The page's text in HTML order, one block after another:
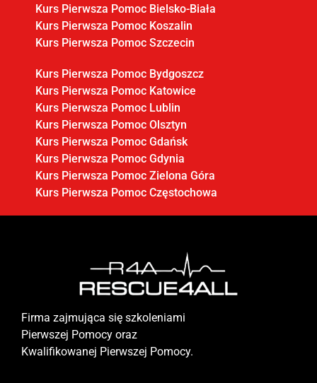
Kurs Pierwsza Pomoc Bielsko-Biała
Kurs Pierwsza Pomoc Koszalin
Kurs Pierwsza Pomoc Szczecin
Kurs Pierwsza Pomoc Bydgoszcz
Kurs Pierwsza Pomoc Katowice
Kurs Pierwsza Pomoc Lublin
Kurs Pierwsza Pomoc Olsztyn
Kurs Pierwsza Pomoc Gdańsk
Kurs Pierwsza Pomoc Gdynia
Kurs Pierwsza Pomoc Zielona Góra
Kurs Pierwsza Pomoc Częstochowa
Firma zajmująca się szkoleniami
Pierwszej Pomocy oraz
Kwalifikowanej Pierwszej Pomocy.